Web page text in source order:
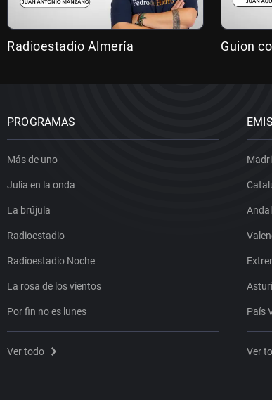
Radioestadio Almería Guion
PROGRAMAS
Más de uno
Julia en la onda
La brújula
Radioestadio
Radioestadio Noche
La rosa de los vientos
Por fin no es lunes
Ver todo
País
Ver